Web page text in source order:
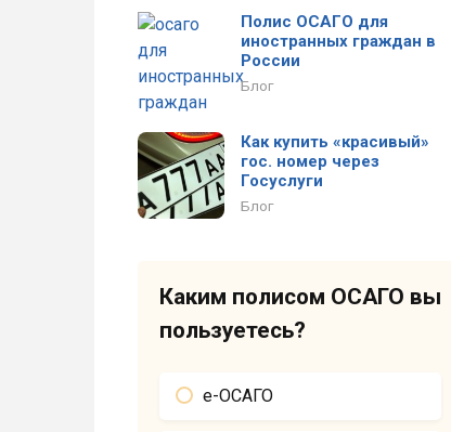
Полис ОСАГО для
иностранных граждан в
России
Блог
Как купить «красивый»
гос. номер через
Госуслуги
Блог
Каким полисом ОСАГО вы
пользуетесь?
е-ОСАГО